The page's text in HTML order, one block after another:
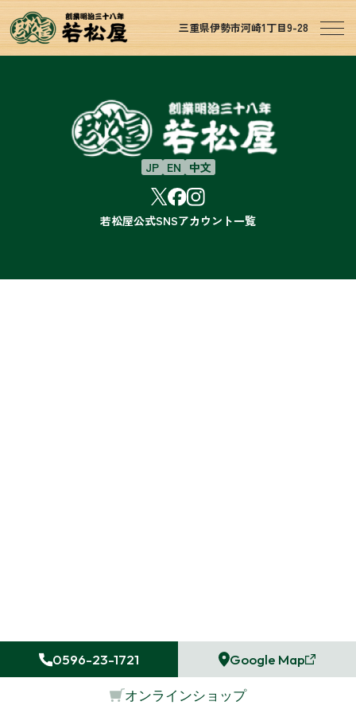
三重県伊勢市河崎1丁目9-28
JP EN 中文
若松屋公式SNSアカウント一覧
0596-23-1721 Google Map
オンラインショップ